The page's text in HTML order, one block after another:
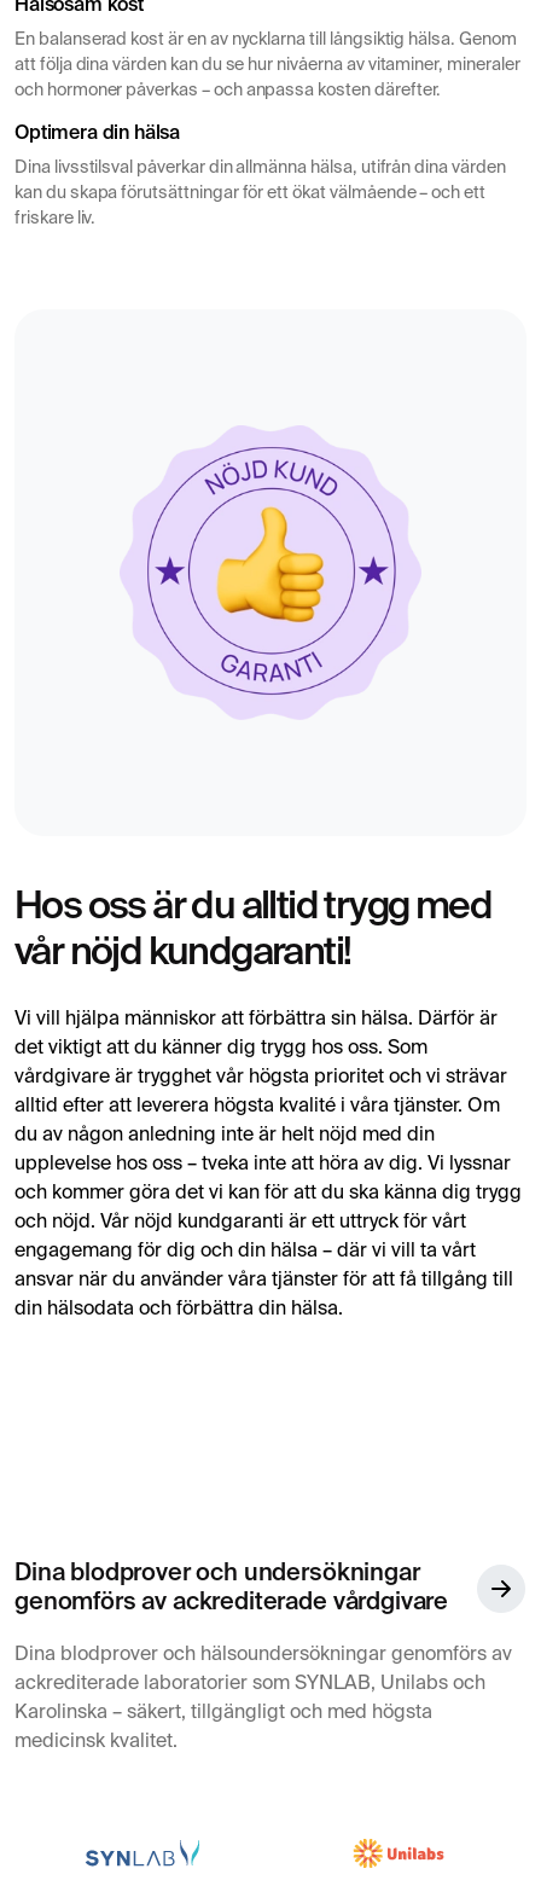
Hälsosam kost
En balanserad kost är en av nycklarna till långsiktig hälsa. Genom
att följa dina värden kan du se hur nivåerna av vitaminer, mineraler
och hormoner påverkas – och anpassa kosten därefter.
Optimera din hälsa
Dina livsstilsval påverkar din allmänna hälsa, utifrån dina värden
kan du skapa förutsättningar för ett ökat välmående – och ett
friskare liv.
Hos oss är du alltid trygg med
vår nöjd kundgaranti!
Vi vill hjälpa människor att förbättra sin hälsa. Därför är
det viktigt att du känner dig trygg hos oss. Som
vårdgivare är trygghet vår högsta prioritet och vi strävar
alltid efter att leverera högsta kvalité i våra tjänster. Om
du av någon anledning inte är helt nöjd med din
upplevelse hos oss – tveka inte att höra av dig. Vi lyssnar
och kommer göra det vi kan för att du ska känna dig trygg
och nöjd. Vår nöjd kundgaranti är ett uttryck för vårt
engagemang för dig och din hälsa – där vi vill ta vårt
ansvar när du använder våra tjänster för att få tillgång till
din hälsodata och förbättra din hälsa.
Dina blodprover och undersökningar
genomförs av ackrediterade vårdgivare
Dina blodprover och hälsoundersökningar genomförs av
ackrediterade laboratorier som SYNLAB, Unilabs och
Karolinska – säkert, tillgängligt och med högsta
medicinsk kvalitet.